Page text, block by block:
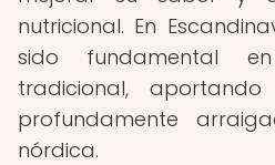
nutricional. En
sido fundamental
tradicional,
profundamente
nórdica.